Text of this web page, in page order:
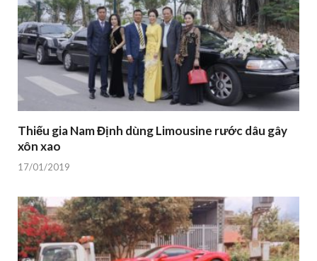
Thiếu gia Nam Định dùng Limousine rước dâu gây
xôn xao
17/01/2019